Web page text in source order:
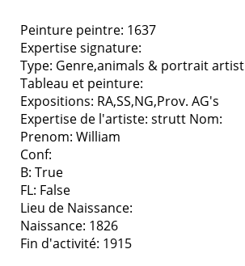
Peinture peintre: 1637
Expertise signature:
Type: Genre,animals & portrait artist
Tableau et peinture:
Expositions: RA,SS,NG,Prov. AG's
Expertise de l'artiste: strutt Nom:
Prenom: William
Conf:
B: True
FL: False
Lieu de Naissance:
Naissance: 1826
Fin d'activité: 1915